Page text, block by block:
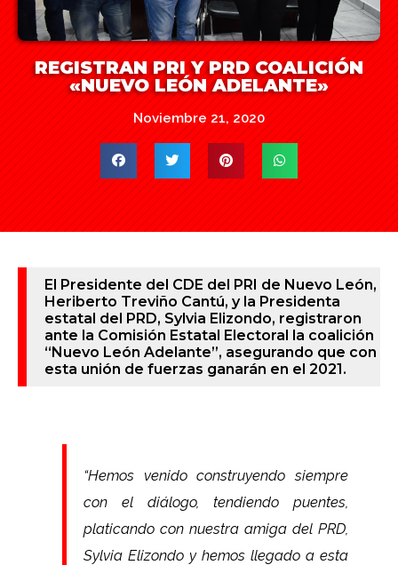
REGISTRAN PRI Y PRD COALICIÓN
«NUEVO LEÓN ADELANTE»
Noviembre 21, 2020
El Presidente del CDE del PRI de Nuevo León,
Heriberto Treviño Cantú, y la Presidenta
estatal del PRD, Sylvia Elizondo, registraron
ante la Comisión Estatal Electoral la coalición
“Nuevo León Adelante”, asegurando que con
esta unión de fuerzas ganarán en el 2021.
“Hemos venido construyendo siempre
con el diálogo, tendiendo puentes,
platicando con nuestra amiga del PRD,
Sylvia Elizondo y hemos llegado a esta